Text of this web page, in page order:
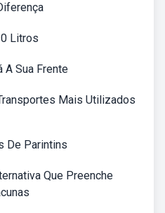
Litros
A Sua Frente
Mais Utilizados
De Parintins
Que Preenche